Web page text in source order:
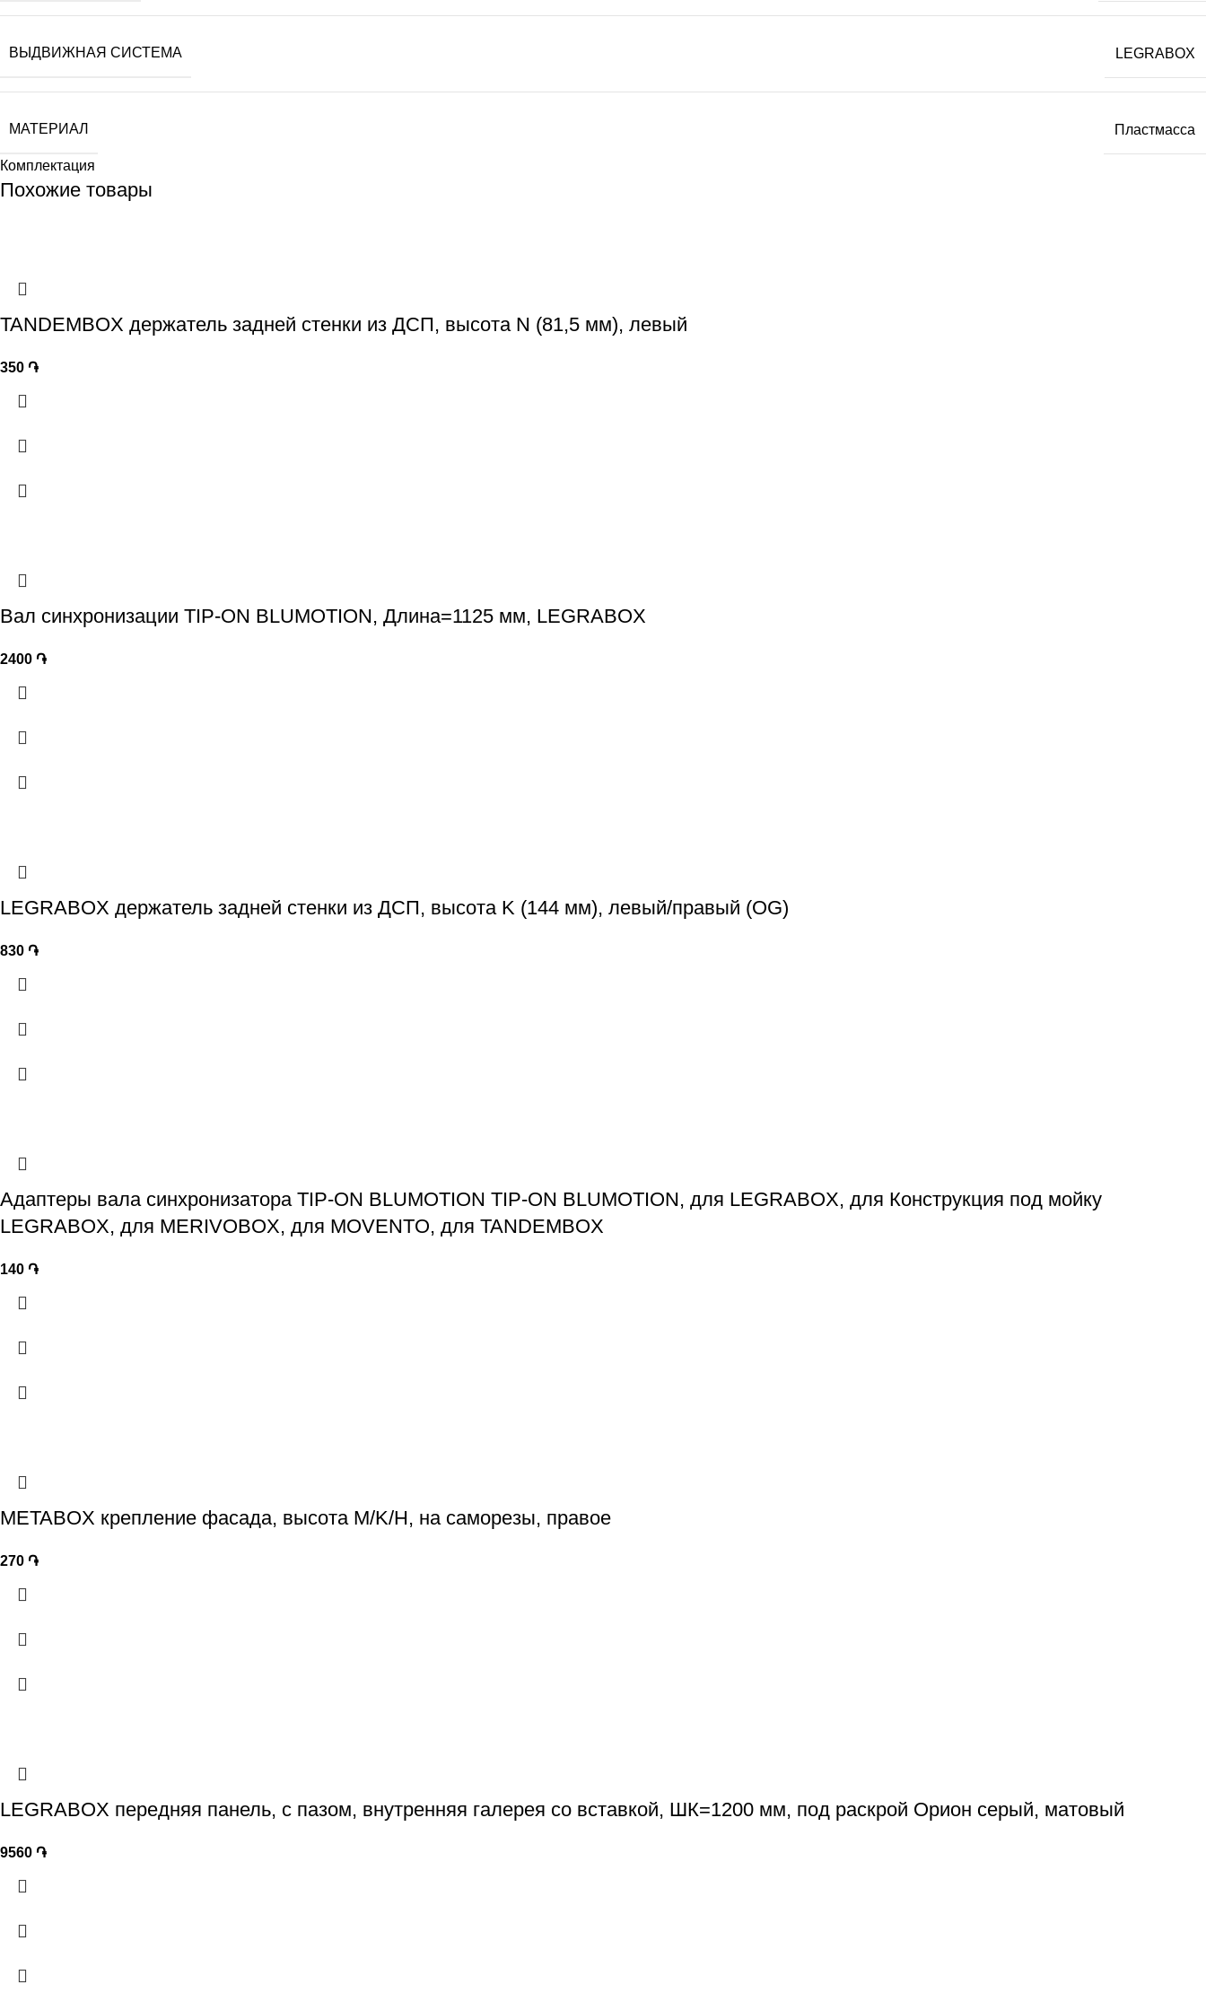
ВЫДВИЖНАЯ СИСТЕМА LEGRABOX
МАТЕРИАЛ Пластмасса
Комплектация
Похожие товары
TANDEMBOX держатель задней стенки из ДСП, высота N (81,5 мм), левый
350 ֏
Вал синхронизации TIP-ON BLUMOTION, Длина=1125 мм, LEGRABOX
2400 ֏
LEGRABOX держатель задней стенки из ДСП, высота K (144 мм), левый/правый (OG)
830 ֏
Адаптеры вала синхронизатора TIP-ON BLUMOTION TIP-ON BLUMOTION, для LEGRABOX, для Конструкция под мойку
LEGRABOX, для MERIVOBOX, для MOVENTO, для TANDEMBOX
140 ֏
METABOX крепление фасада, высота M/K/H, на саморезы, правое
270 ֏
LEGRABOX передняя панель, с пазом, внутренняя галерея со вставкой, ШК=1200 мм, под раскрой Орион серый, матовый
9560 ֏